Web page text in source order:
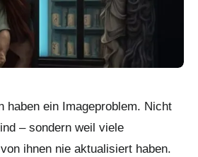
haben ein Imageproblem. Nicht
– sondern weil viele
ihnen nie aktualisiert haben.